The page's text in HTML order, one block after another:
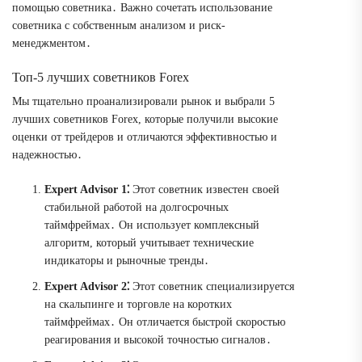
помощью советника․ Важно сочетать использование
советника с собственным анализом и риск-
менеджментом․
Топ-5 лучших советников Forex
Мы тщательно проанализировали рынок и выбрали 5
лучших советников Forex, которые получили высокие
оценки от трейдеров и отличаются эффективностью и
надежностью․
Expert Advisor 1⁚ Этот советник известен своей
стабильной работой на долгосрочных
таймфреймах․ Он использует комплексный
алгоритм, который учитывает технические
индикаторы и рыночные тренды․
Expert Advisor 2⁚ Этот советник специализируется
на скальпинге и торговле на коротких
таймфреймах․ Он отличается быстрой скоростью
реагирования и высокой точностью сигналов․